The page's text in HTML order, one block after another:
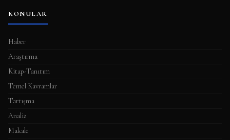
KONULAR
Haber
Araştırma
Kitap-Tanıtım
Temel Kavramlar
Tartışma
Analiz
Makale